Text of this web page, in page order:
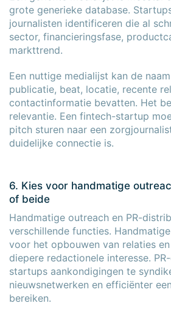
grote generieke database.
journalisten identificeren die al
sector, financieringsfase,
markttrend.
Een nuttige medialijst kan de
publicatie, beat, locatie, recente
contactinformatie bevatten. Het
relevantie. Een fintech-startup
pitch sturen naar een
duidelijke connectie is.
6. Kies voor handmatige
of beide
Handmatige outreach en PR-
verschillende functies.
voor het opbouwen van relaties
diepere redactionele interesse.
startups aankondigingen te
nieuwsnetwerken en efficiënter
bereiken.